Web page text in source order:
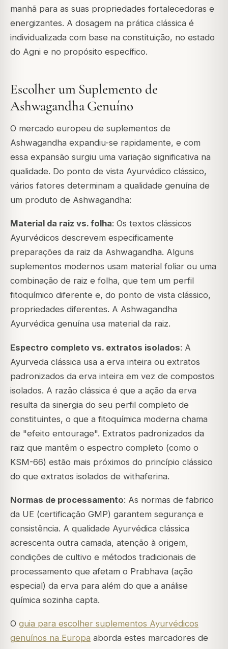
manhã para as suas propriedades fortalecedoras e
energizantes. A dosagem na prática clássica é
individualizada com base na constituição, no estado
do Agni e no propósito específico.
Escolher um Suplemento de
Ashwagandha Genuíno
O mercado europeu de suplementos de
Ashwagandha expandiu-se rapidamente, e com
essa expansão surgiu uma variação significativa na
qualidade. Do ponto de vista Ayurvédico clássico,
vários fatores determinam a qualidade genuína de
um produto de Ashwagandha:
Material da raiz vs. folha: Os textos clássicos
Ayurvédicos descrevem especificamente
preparações da raiz da Ashwagandha. Alguns
suplementos modernos usam material foliar ou uma
combinação de raiz e folha, que tem um perfil
fitoquímico diferente e, do ponto de vista clássico,
propriedades diferentes. A Ashwagandha
Ayurvédica genuína usa material da raiz.
Espectro completo vs. extratos isolados: A
Ayurveda clássica usa a erva inteira ou extratos
padronizados da erva inteira em vez de compostos
isolados. A razão clássica é que a ação da erva
resulta da sinergia do seu perfil completo de
constituintes, o que a fitoquímica moderna chama
de "efeito entourage". Extratos padronizados da
raiz que mantêm o espectro completo (como o
KSM-66) estão mais próximos do princípio clássico
do que extratos isolados de withaferina.
Normas de processamento: As normas de fabrico
da UE (certificação GMP) garantem segurança e
consistência. A qualidade Ayurvédica clássica
acrescenta outra camada, atenção à origem,
condições de cultivo e métodos tradicionais de
processamento que afetam o Prabhava (ação
especial) da erva para além do que a análise
química sozinha capta.
O guia para escolher suplementos Ayurvédicos
genuínos na Europa aborda estes marcadores de